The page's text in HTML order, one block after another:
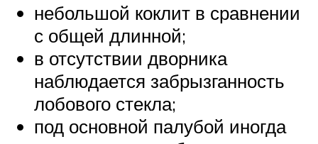
небольшой коклит в сравнении
с общей длинной;
в отсутствии дворника
наблюдается забрызганность
лобового стекла;
под основной палубой иногда